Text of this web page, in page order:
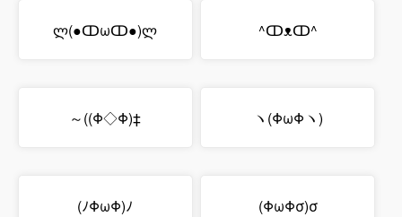
ლ(●ↀωↀ●)ლ ^ↀᴥↀ^
～((Φ◇Φ)‡ ヽ(ΦωΦヽ)
(ﾉΦωΦ)ﾉ (ΦωΦσ)σ